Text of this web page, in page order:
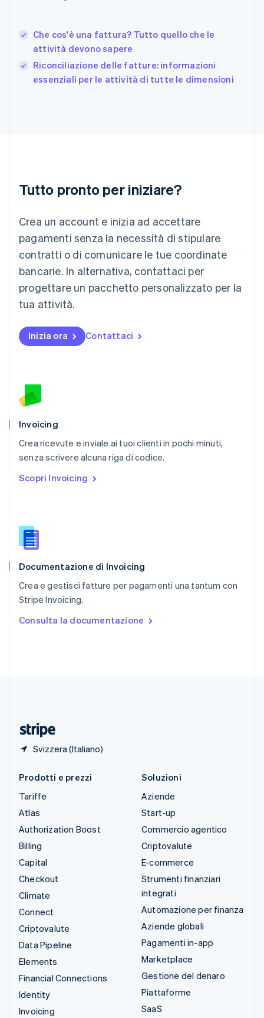
Che cos'è una fattura? Tutto quello che le
attività devono sapere
Riconciliazione delle fatture: informazioni
essenziali per le attività di tutte le dimensioni
Tutto pronto per iniziare?
Crea un account e inizia ad accettare
pagamenti senza la necessità di stipulare
contratti o di comunicare le tue coordinate
bancarie. In alternativa, contattaci per
progettare un pacchetto personalizzato per la
tua attività.
Inizia ora Contattaci
Invoicing
Crea ricevute e inviale ai tuoi clienti in pochi minuti,
senza scrivere alcuna riga di codice.
Scopri Invoicing
Documentazione di Invoicing
Crea e gestisci fatture per pagamenti una tantum con
Stripe Invoicing.
Consulta la documentazione
Svizzera (Italiano)
English
Grecia
English
India
Irlanda
English
FrançaisDeutschEnglish
English简体中文
Malta
English
Messico
Español English
Norvegia
Nuova Zelanda
English
Paesi Bassi
English
Portogallo
RAS di Hong Kong, Cina
English
Regno Unito
English
English
English
Slovacchia
Slovenia
Spagna
EspañolEnglish
English Español简体中文
Prodotti e prezzi
Tariffe
Atlas
Authorization Boost
Billing
Capital
Checkout
Climate
Connect
Criptovalute
Data Pipeline
Elements
Financial Connections
Identity
Invoicing
Soluzioni
Aziende
Start-up
Commercio agentico
Criptovalute
E-commerce
Strumenti finanziari
integrati
Automazione per finanza
Aziende globali
Pagamenti in-app
Marketplace
Gestione del denaro
Piattaforme
SaaS